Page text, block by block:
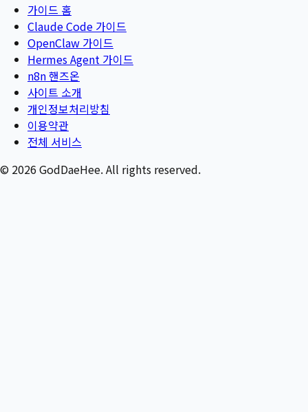
가이드 홈
Claude Code 가이드
OpenClaw 가이드
Hermes Agent 가이드
n8n 핸즈온
사이트 소개
개인정보처리방침
이용약관
전체 서비스
© 2026GodDaeHee. All rights reserved.